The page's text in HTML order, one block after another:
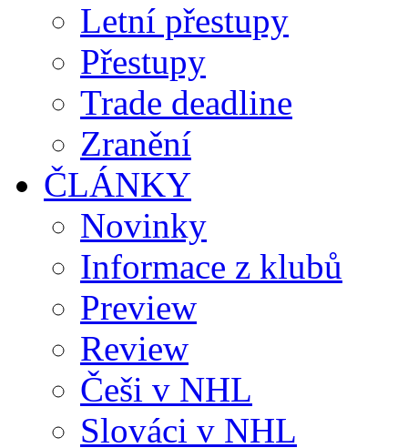
Letní přestupy
Přestupy
Trade deadline
Zranění
ČLÁNKY
Novinky
Informace z klubů
Preview
Review
Češi v NHL
Slováci v NHL